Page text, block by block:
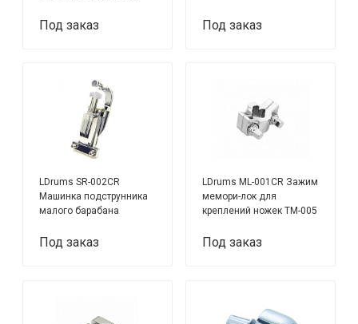
Под заказ Под заказ
LDrums SR-002CR
Машинка подструнника
малого барабана
Под заказ
LDrums ML-001CR Зажим
мемори-лок для
креплений ножек TM-005
Под заказ